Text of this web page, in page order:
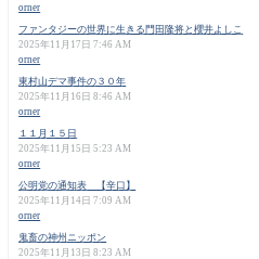
orner
ファンタジーの世界に生きる門田隆将と櫻井よしこ
2025年11月17日 7:46 AM
orner
東村山デマ事件の３０年
2025年11月16日 8:46 AM
orner
１１月１５日
2025年11月15日 5:23 AM
orner
公明党の通知表 【辛口】
2025年11月14日 7:09 AM
orner
鬼畜の神州ニッポン
2025年11月13日 8:23 AM